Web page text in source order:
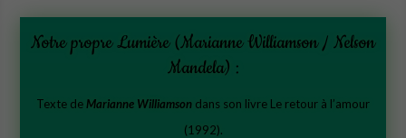
Notre propre Lumière (Marianne Williamson / Nelson
Mandela) :
Texte deMarianne Williamson dans son livre Le retour à l’amour
(1992).